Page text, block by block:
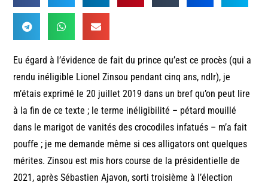
Eu égard à l’évidence de fait du prince qu’est ce procès (qui a
rendu inéligible Lionel Zinsou pendant cinq ans, ndlr), je
m’étais exprimé le 20 juillet 2019 dans un bref qu’on peut lire
à la fin de ce texte ; le terme inéligibilité – pétard mouillé
dans le marigot de vanités des crocodiles infatués – m’a fait
pouffe ; je me demande même si ces alligators ont quelques
mérites. Zinsou est mis hors course de la présidentielle de
2021, après Sébastien Ajavon, sorti troisième à l’élection